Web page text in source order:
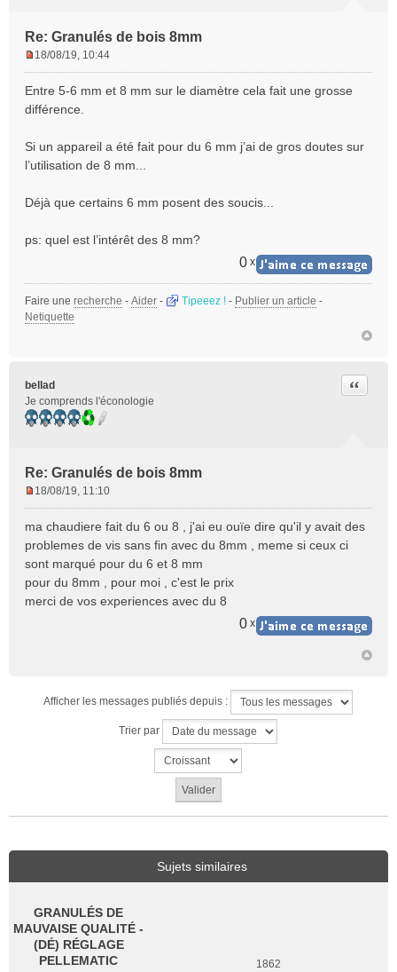
Re: Granulés de bois 8mm
s
s
g
e
n
u
18/08/19, 10:44
Entre 5-6 mm et 8 mm sur le diamètre cela fait une grosse
différence.
Si un appareil a été fait pour du 6 mm j’ai de gros doutes sur
l’utilisation de 8 mm...
Déjà que certains 6 mm posent des soucis...
ps: quel est l’intérêt des 8 mm?
0 x
Faire une recherche - Aider - Tipeeez ! - Publier un article -
Netiquette
bellad
Je comprends l'éconologie
Re: Granulés de bois 8mm
Citer
s
s
a
g
e
18/08/19, 11:10
ma chaudiere fait du 6 ou 8 , j'ai eu ouïe dire qu'il y avait des
problemes de vis sans fin avec du 8mm , meme si ceux ci
sont marqué pour du 6 et 8 mm
pour du 8mm , pour moi , c'est le prix
merci de vos experiences avec du 8
0 x
Afficher les messages publiés depuis :
Trier par
Sujets similaires
GRANULÉS DE
MAUVAISE QUALITÉ -
(DÉ) RÉGLAGE
PELLEMATIC
1862